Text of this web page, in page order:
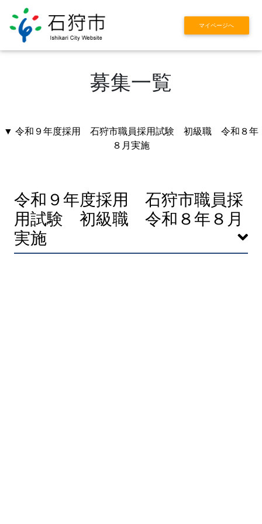
マイページへ
募集一覧
▼ 令和９年度採用 石狩市職員採用試験 初級職 令和８年
８月実施
令和９年度採用 石狩市職員採
用試験 初級職 令和８年８月
実施